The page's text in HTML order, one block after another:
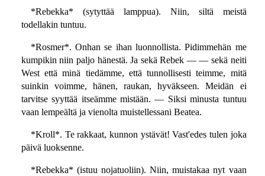
*Rebekka* (sytyttää lamppua). Niin, siltä meistä
todellakin tuntuu.
*Rosmer*. Onhan se ihan luonnollista. Pidimmehän me
kumpikin niin paljo hänestä. Ja sekä Rebek — — sekä neiti
West että minä tiedämme, että tunnollisesti teimme, mitä
suinkin voimme, hänen, raukan, hyväkseen. Meidän ei
tarvitse syyttää itseämme mistään. — Siksi minusta tuntuu
vaan lempeältä ja vienolta muistellessani Beatea.
*Kroll*. Te rakkaat, kunnon ystävät! Vast'edes tulen joka
päivä luoksenne.
*Rebekka* (istuu nojatuoliin). Niin, muistakaa nyt vaan